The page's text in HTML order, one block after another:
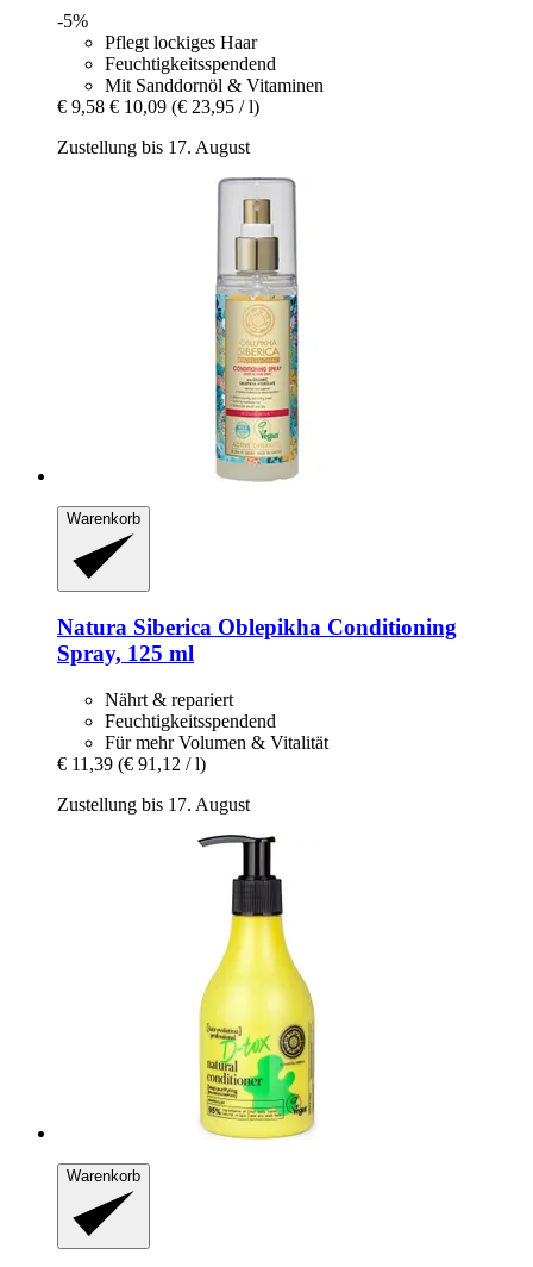
-5%
Pflegt lockiges Haar
Feuchtigkeitsspendend
Mit Sanddornöl & Vitaminen
€ 9,58 € 10,09 (€ 23,95 / l)
Zustellung bis 17. August
Warenkorb
Natura Siberica Oblepikha Conditioning
Spray, 125 ml
Nährt & repariert
Feuchtigkeitsspendend
Für mehr Volumen & Vitalität
€ 11,39 (€ 91,12 / l)
Zustellung bis 17. August
Warenkorb